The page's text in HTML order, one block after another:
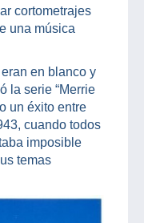
cortometrajes
una música
en blanco y
la serie “Merrie
un éxito entre
cuando todos
imposible
temas